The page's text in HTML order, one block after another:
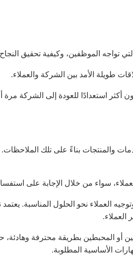
تواجه الموظفين، وكيفية تحقيق
طويلة الأمد بين الشركة والعملاء.
أكثر استعدادًا للعودة إلى الشركة
والمنتجات بناءً على تلك
سواء من خلال الإجابة على
العملاء نحو الحلول المناسبة.
العملاء.
أو المحبطين بطريقة محترفة
الأساسية المطلوبة.